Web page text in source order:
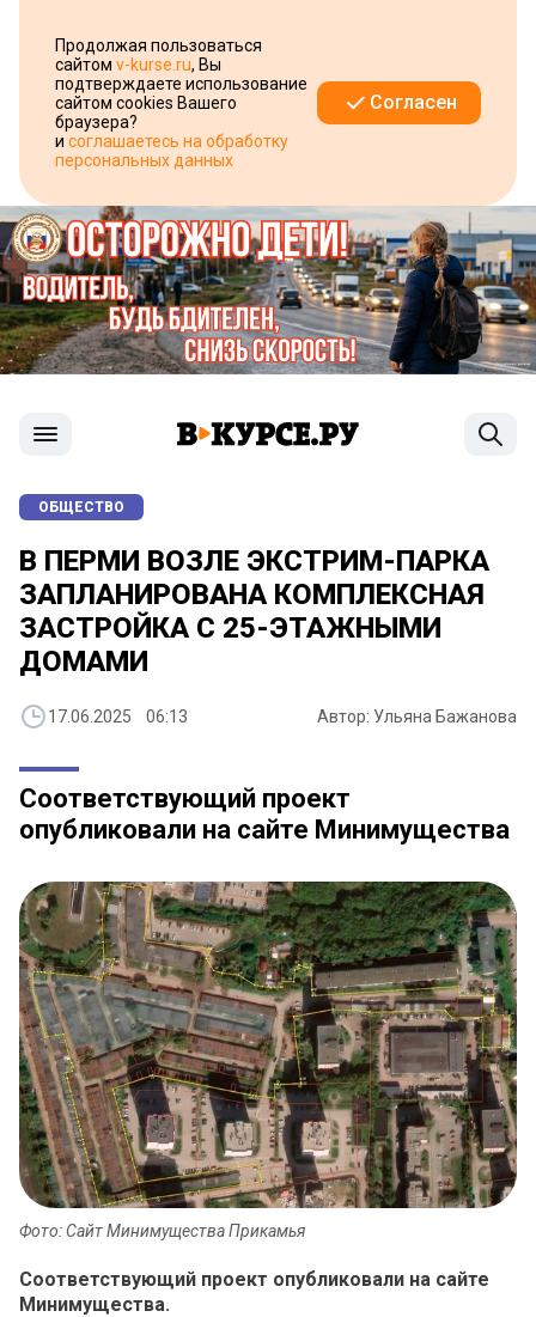
Продолжая пользоваться
сайтом v-kurse.ru, Вы
подтверждаете использование
сайтом cookies Вашего
браузера?
и соглашаетесь на обработку
персональных данных
Согласен
ОБЩЕСТВО
В ПЕРМИ ВОЗЛЕ ЭКСТРИМ-ПАРКА
ЗАПЛАНИРОВАНА КОМПЛЕКСНАЯ
ЗАСТРОЙКА С 25-ЭТАЖНЫМИ
ДОМАМИ
17.06.2025 06:13 Автор: Ульяна Бажанова
Соответствующий проект
опубликовали на сайте Минимущества
Фото: Сайт Минимущества Прикамья
Соответствующий проект опубликовали на сайте
Минимущества.